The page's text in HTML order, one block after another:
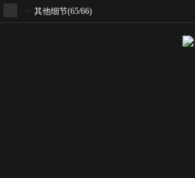
> 其他细节(65/66)